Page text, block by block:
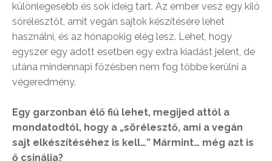
különlegesebb és sok ideig tart. Az ember vesz egy kiló
sörélesztőt, amit vegán sajtok készítésére lehet
használni, és az hónapokig elég lesz. Lehet, hogy
egyszer egy adott esetben egy extra kiadást jelent, de
utána mindennapi főzésben nem fog többe kerülni a
végeredmény.
Egy garzonban élő fiú lehet, megijed attól a
mondatodtól, hogy a „sörélesztő, ami a vegán
sajt elkészítéséhez is kell…” Mármint… még azt is
ő csinálja?